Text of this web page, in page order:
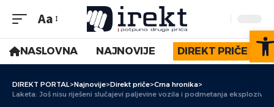
Aa
NASLOVNA NAJNOVIJE DIREKT PRIČE
DIREKT PORTAL>Najnovije>Direkt priče>Crna hronika>
Laketa: Još nisu riješeni slučajevi paljevine vozila i podmetanja eksplozivne